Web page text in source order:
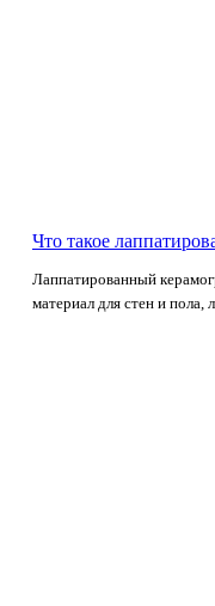
Что такое
Лаппатированный
материал для стен и пола,